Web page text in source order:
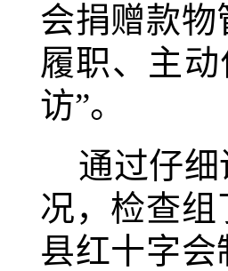
会捐赠款
履职、主
访”。
通过仔
况，检查
县红十字